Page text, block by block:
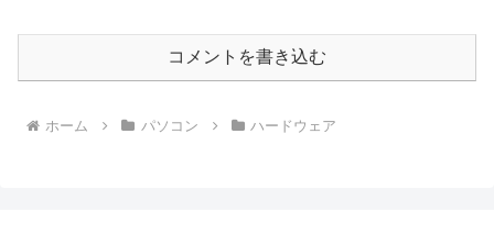
コメントを書き込む
ホーム パソコン ハードウェア